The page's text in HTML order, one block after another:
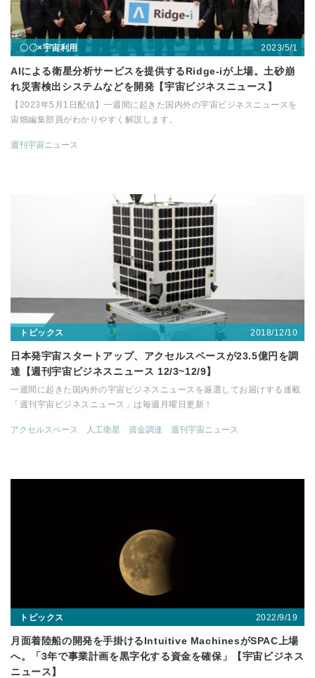
〇〇×宇宙利用 2023/5/1
AIによる衛星分析サービスを提供するRidge-iが上場。土砂崩
れ災害検出システムなどを開発【宇宙ビジネスニュース】
【2023年5月1日配信】一週間に起きた国内外の宇宙ビジネスニュースを
宙畑編集部員がわかりやすく解説します。
週刊宇宙ニュース
トピックス 2018/12/10
日本発宇宙スタートアップ、アクセルスペースが23.5億円を調
達【週刊宇宙ビジネスニュース 12/3~12/9】
一週間に起きた国内外の宇宙ビジネスニュースを厳選してお届けする連載
「週刊宇宙ビジネスニュース」は毎週月曜日更新！
アクセルスペース 人工衛星 資金調達 週刊宇宙ニュース
トピックス 2022/9/19
月面着陸船の開発を手掛けるIntuitive MachinesがSPAC上場
へ。「3年で事業計画を黒字化する資金を確保」【宇宙ビジネス
ニュース】